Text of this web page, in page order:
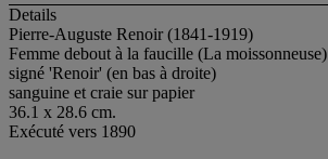
Details
Pierre-Auguste Renoir (1841-1919)
Femme debout à la faucille (La moissonneuse)
signé 'Renoir' (en bas à droite)
sanguine et craie sur papier
36.1 x 28.6 cm.
Exécuté vers 1890